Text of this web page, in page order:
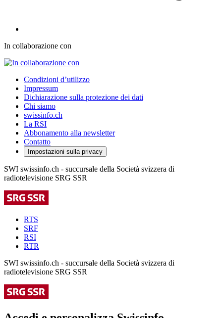
In collaborazione con
Condizioni d’utilizzo
Impressum
Dichiarazione sulla protezione dei dati
Chi siamo
swissinfo.ch
La RSI
Abbonamento alla newsletter
Contatto
Impostazioni sulla privacy
SWI swissinfo.ch - succursale della Società svizzera di
radiotelevisione SRG SSR
RTS
SRF
RSI
RTR
SWI swissinfo.ch - succursale della Società svizzera di
radiotelevisione SRG SSR